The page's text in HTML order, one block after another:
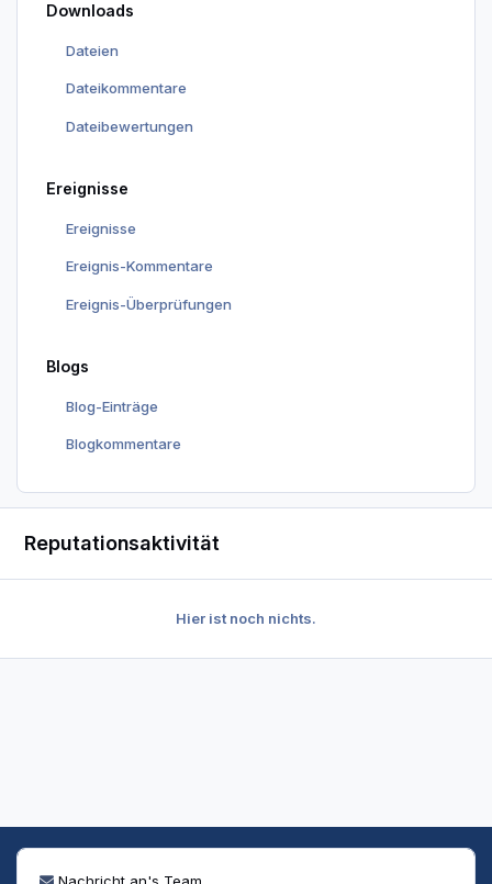
Downloads
Dateien
Dateikommentare
Dateibewertungen
Ereignisse
Ereignisse
Ereignis-Kommentare
Ereignis-Überprüfungen
Blogs
Blog-Einträge
Blogkommentare
Reputationsaktivität
Hier ist noch nichts.
Nachricht an's Team